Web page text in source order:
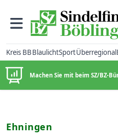
Kreis BBBlaulichtSportÜberregional
Machen Sie mit beim SZ/BZ-
Ehningen